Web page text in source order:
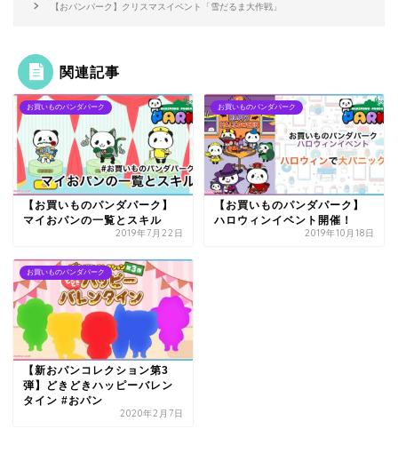
【おパンパーク】クリスマスイベント「雪だるま大作戦」
関連記事
お買いものパンダパーク
【お買いものパンダパーク】
マイおパンの一覧とスキル
2019年7月22日
お買いものパンダパーク
【お買いものパンダパーク】
ハロウィンイベント開催！
2019年10月18日
お買いものパンダパーク
【新おパンコレクション第3
弾】どきどきハッピーバレン
タイン #おパン
2020年2月7日